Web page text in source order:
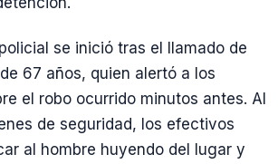
se inició tras el llamado de
67 años, quien alertó a los
el robo ocurrido minutos antes. Al
de seguridad, los efectivos
al hombre huyendo del lugar y